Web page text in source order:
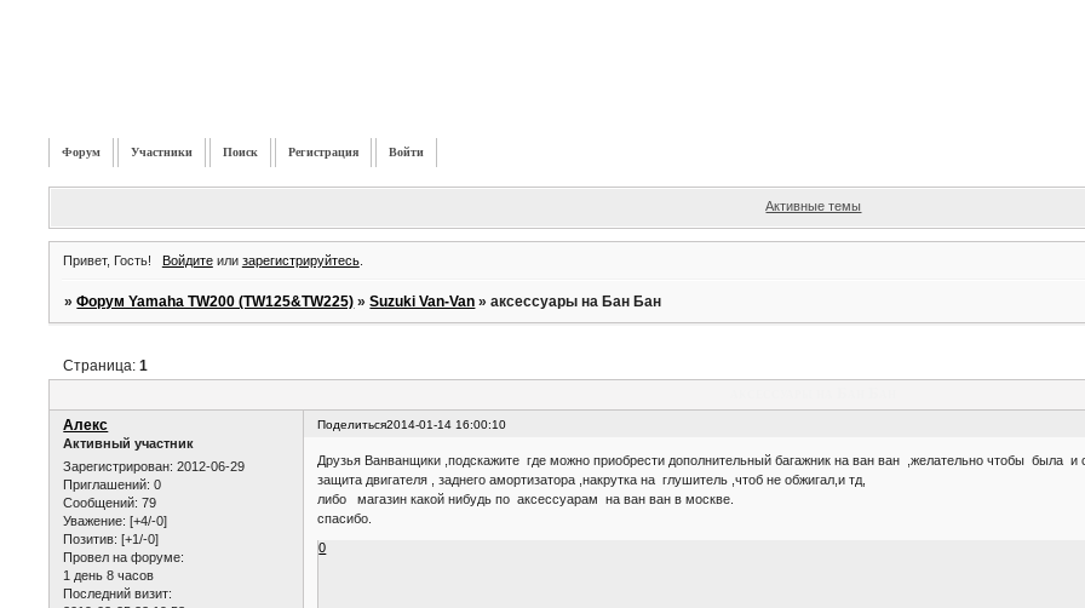
Форум Участники Поиск Регистрация Войти
Активные темы
Привет, Гость! Войдитеили зарегистрируйтесь.
»Форум Yamaha TW200 (TW125&TW225) »Suzuki Van-Van »аксессуары на Бан Бан
Страница:1
Поделиться2014-01-14 16:00:10
Алекс
Активный участник
Зарегистрирован: 2012-06-29
Приглашений: 0
Сообщений: 79
Уважение: [+4/-0]
Позитив: [+1/-0]
Провел на форуме:
1 день 8 часов
Последний визит:
Друзья Ванванщики ,подскажите где можно приобрести дополнительный багажник на ван ван ,желательно чтобы была и
защита двигателя , заднего амортизатора ,накрутка на глушитель ,чтоб не обжигал,и тд,
либо магазин какой нибудь по аксессуарам на ван ван в москве.
спасибо.
0